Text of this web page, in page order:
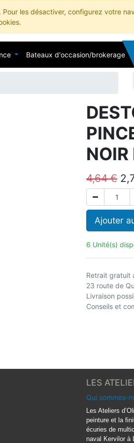
. Pour les désactiver, configurez votre
Bateaux d'occasion/brokerage
4,64€
Ajouter
6 Unité(s)
Retrait gratuit
23 route de
Livraison
Conseils et
LES
Qui sommes-
Les Ateliers
peinture et la
écuries de
naval Kervilor à